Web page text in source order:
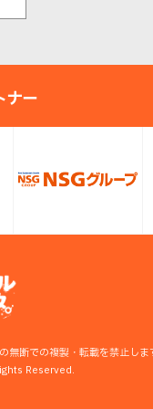
ナー
無断での複製・転載を禁止しま
Reserved.